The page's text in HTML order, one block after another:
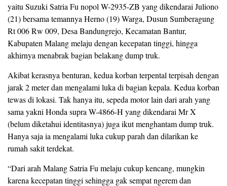
yaitu Suzuki Satria Fu nopol W-2935-ZB yang dikendarai Juliono
(21) bersama temannya Herno (19) Warga, Dusun Sumberagung
Rt 006 Rw 009, Desa Bandungrejo, Kecamatan Bantur,
Kabupaten Malang melaju dengan kecepatan tinggi, hingga
akhirnya menabrak bagian belakang dump truk.
Akibat kerasnya benturan, kedua korban terpental terpisah dengan
jarak 2 meter dan mengalami luka di bagian kepala. Kedua korban
tewas di lokasi. Tak hanya itu, sepeda motor lain dari arah yang
sama yakni Honda supra W-4866-H yang dikendarai Mr X
(belum diketahui identitasnya) juga ikut menghantam dump truk.
Hanya saja ia mengalami luka cukup parah dan dilarikan ke
rumah sakit terdekat.
“Dari arah Malang Satria Fu melaju cukup kencang, mungkin
karena kecepatan tinggi sehingga gak sempat ngerem dan